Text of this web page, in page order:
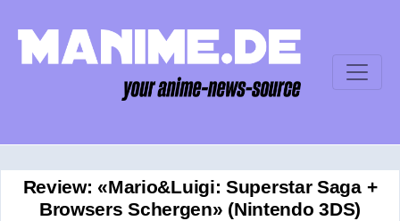
Review: «Mario&Luigi: Superstar Saga +
Browsers Schergen» (Nintendo 3DS)